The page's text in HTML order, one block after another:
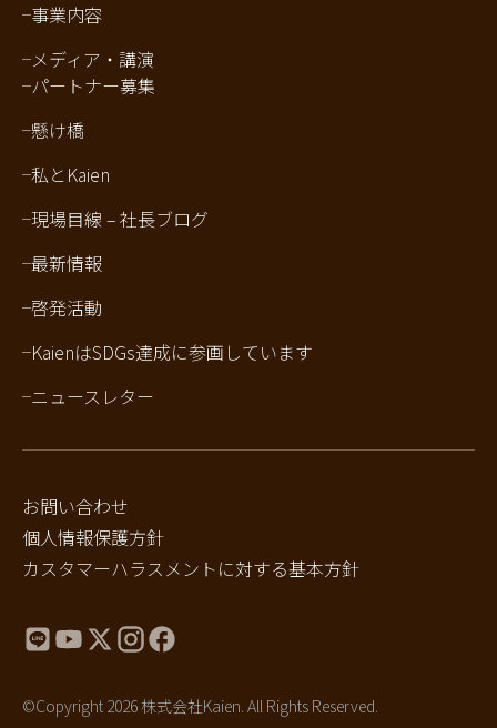
事業内容
メディア・講演
パートナー募集
懸け橋
私とKaien
現場目線 – 社長ブログ
最新情報
啓発活動
KaienはSDGs達成に参画しています
ニュースレター
お問い合わせ
個人情報保護方針
カスタマーハラスメントに対する基本方針
©Copyright 2026 株式会社Kaien. All Rights Reserved.